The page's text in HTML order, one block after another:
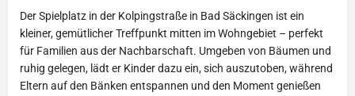
Der Spielplatz in der Kolpingstraße in Bad Säckingen ist ein
kleiner, gemütlicher Treffpunkt mitten im Wohngebiet – perfekt
für Familien aus der Nachbarschaft. Umgeben von Bäumen und
ruhig gelegen, lädt er Kinder dazu ein, sich auszutoben, während
Eltern auf den Bänken entspannen und den Moment genießen